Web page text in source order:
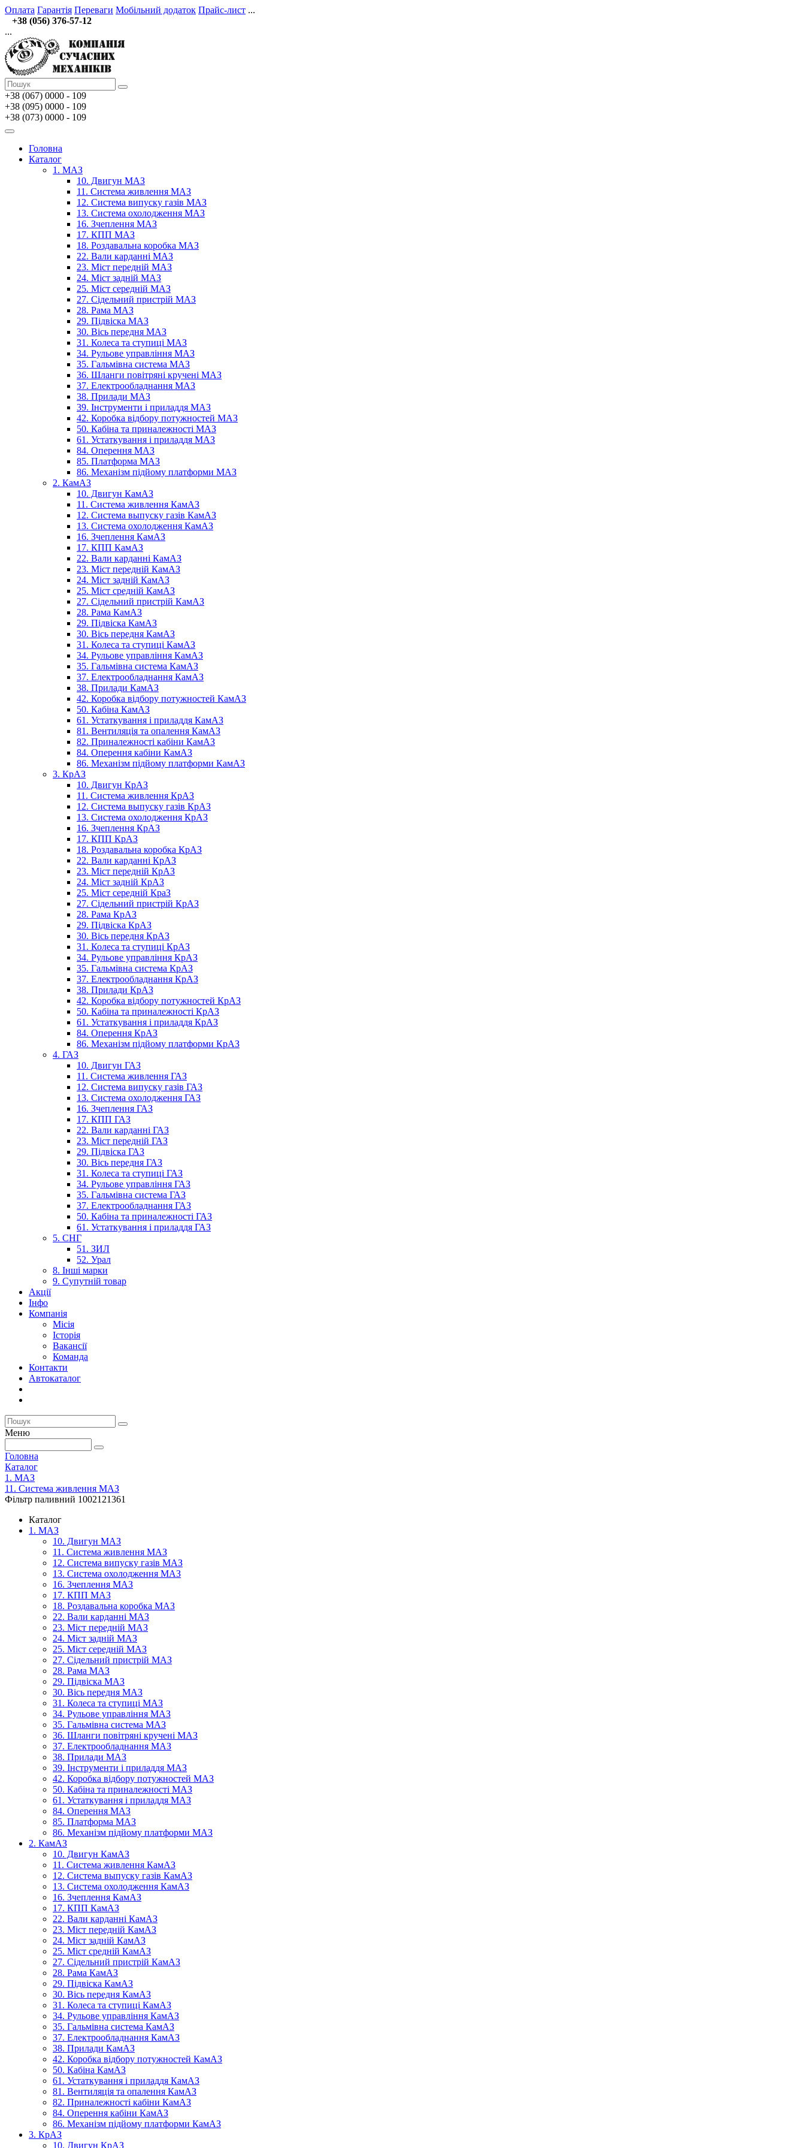
Оплата Гарантія Переваги Мобільний додаток Прайс-лист ...
+38 (056) 376-57-12
...
+38 (067) 0000 - 109
+38 (095) 0000 - 109
+38 (073) 0000 - 109
Головна
Каталог
1. МАЗ
10. Двигун МАЗ
11. Система живлення МАЗ
12. Система випуску газів МАЗ
13. Система охолодження МАЗ
16. Зчеплення МАЗ
17. КПП МАЗ
18. Роздавальна коробка МАЗ
22. Вали карданні МАЗ
23. Міст передній МАЗ
24. Міст задній МАЗ
25. Міст середній МАЗ
27. Сідельний пристрій МАЗ
28. Рама МАЗ
29. Підвіска МАЗ
30. Вісь передня МАЗ
31. Колеса та ступиці МАЗ
34. Рульове управління МАЗ
35. Гальмівна система МАЗ
36. Шланги повітряні кручені МАЗ
37. Електрообладнання МАЗ
38. Прилади МАЗ
39. Інструменти і приладдя МАЗ
42. Коробка відбору потужностей МАЗ
50. Кабіна та приналежності МАЗ
61. Устаткування і приладдя МАЗ
84. Оперення МАЗ
85. Платформа МАЗ
86. Механізм підйому платформи МАЗ
2. КамАЗ
10. Двигун КамАЗ
11. Система живлення КамАЗ
12. Система выпуску газів КамАЗ
13. Система охолодження КамАЗ
16. Зчеплення КамАЗ
17. КПП КамАЗ
22. Вали карданні КамАЗ
23. Міст передній КамАЗ
24. Міст задній КамАЗ
25. Міст средній КамАЗ
27. Сідельний пристрій КамАЗ
28. Рама КамАЗ
29. Підвіска КамАЗ
30. Вісь передня КамАЗ
31. Колеса та ступиці КамАЗ
34. Рульове управління КамАЗ
35. Гальмівна система КамАЗ
37. Електрообладнання КамАЗ
38. Прилади КамАЗ
42. Коробка відбору потужностей КамАЗ
50. Кабіна КамАЗ
61. Устаткування і приладдя КамАЗ
81. Вентиляція та опалення КамАЗ
82. Приналежності кабіни КамАЗ
84. Оперення кабіни КамАЗ
86. Механізм підйому платформи КамАЗ
3. КрАЗ
10. Двигун КрАЗ
11. Система живлення КрАЗ
12. Система выпуску газів КрАЗ
13. Система охолодження КрАЗ
16. Зчеплення КрАЗ
17. КПП КрАЗ
18. Роздавальна коробка КрАЗ
22. Вали карданні КрАЗ
23. Міст передній КрАЗ
24. Міст задній КрАЗ
25. Міст середній КраЗ
27. Сідельний пристрій КрАЗ
28. Рама КрАЗ
29. Підвіска КрАЗ
30. Вісь передня КрАЗ
31. Колеса та ступиці КрАЗ
34. Рульове управління КрАЗ
35. Гальмівна система КрАЗ
37. Електрообладнання КрАЗ
38. Прилади КрАЗ
42. Коробка відбору потужностей КрАЗ
50. Кабіна та приналежності КрАЗ
61. Устаткування і приладдя КрАЗ
84. Оперення КрАЗ
86. Механізм підйому платформи КрАЗ
4. ГАЗ
10. Двигун ГАЗ
11. Система живлення ГАЗ
12. Система випуску газів ГАЗ
13. Система охолодження ГАЗ
16. Зчеплення ГАЗ
17. КПП ГАЗ
22. Вали карданні ГАЗ
23. Міст передній ГАЗ
29. Підвіска ГАЗ
30. Вісь передня ГАЗ
31. Колеса та ступиці ГАЗ
34. Рульове управління ГАЗ
35. Гальмівна система ГАЗ
37. Електрообладнання ГАЗ
50. Кабіна та приналежності ГАЗ
61. Устаткування і приладдя ГАЗ
5. СНГ
51. ЗИЛ
52. Урал
8. Інші марки
9. Супутній товар
Акції
Інфо
Компанія
Місія
Історія
Вакансії
Команда
Контакти
Автокаталог
Меню
Головна
Каталог
1. МАЗ
11. Система живлення МАЗ
Фільтр паливний 1002121361
Каталог
1. МАЗ
10. Двигун МАЗ
11. Система живлення МАЗ
12. Система випуску газів МАЗ
13. Система охолодження МАЗ
16. Зчеплення МАЗ
17. КПП МАЗ
18. Роздавальна коробка МАЗ
22. Вали карданні МАЗ
23. Міст передній МАЗ
24. Міст задній МАЗ
25. Міст середній МАЗ
27. Сідельний пристрій МАЗ
28. Рама МАЗ
29. Підвіска МАЗ
30. Вісь передня МАЗ
31. Колеса та ступиці МАЗ
34. Рульове управління МАЗ
35. Гальмівна система МАЗ
36. Шланги повітряні кручені МАЗ
37. Електрообладнання МАЗ
38. Прилади МАЗ
39. Інструменти і приладдя МАЗ
42. Коробка відбору потужностей МАЗ
50. Кабіна та приналежності МАЗ
61. Устаткування і приладдя МАЗ
84. Оперення МАЗ
85. Платформа МАЗ
86. Механізм підйому платформи МАЗ
2. КамАЗ
10. Двигун КамАЗ
11. Система живлення КамАЗ
12. Система выпуску газів КамАЗ
13. Система охолодження КамАЗ
16. Зчеплення КамАЗ
17. КПП КамАЗ
22. Вали карданні КамАЗ
23. Міст передній КамАЗ
24. Міст задній КамАЗ
25. Міст средній КамАЗ
27. Сідельний пристрій КамАЗ
28. Рама КамАЗ
29. Підвіска КамАЗ
30. Вісь передня КамАЗ
31. Колеса та ступиці КамАЗ
34. Рульове управління КамАЗ
35. Гальмівна система КамАЗ
37. Електрообладнання КамАЗ
38. Прилади КамАЗ
42. Коробка відбору потужностей КамАЗ
50. Кабіна КамАЗ
61. Устаткування і приладдя КамАЗ
81. Вентиляція та опалення КамАЗ
82. Приналежності кабіни КамАЗ
84. Оперення кабіни КамАЗ
86. Механізм підйому платформи КамАЗ
3. КрАЗ
10. Двигун КрАЗ